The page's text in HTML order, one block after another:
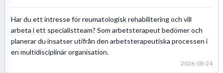
Har du ett intresse för reumatologisk rehabilitering och vill
arbeta i ett specialistteam? Som arbetsterapeut bedömer och
planerar du insatser utifrån den arbetsterapeutiska processen i
en multidisciplinär organisation.
2026-08-24